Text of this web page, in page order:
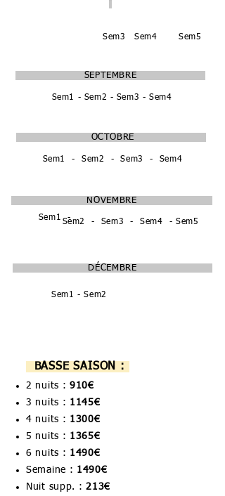
Sem3 Sem4 Sem5
SEPTEMBRE
Sem1 - Sem2 - Sem3 - Sem4
OCTOBRE
Sem1 - Sem2 - Sem3 - Sem4
NOVEMBRE
Sem1 -Sem2 - Sem3 - Sem4 - Sem5
DÉCEMBRE
Sem1 - Sem2
BASSE SAISON :
2 nuits : 910€
3 nuits : 1145€
4 nuits : 1300€
5 nuits : 1365€
6 nuits : 1490€
Semaine : 1490€
Nuit supp. : 213€